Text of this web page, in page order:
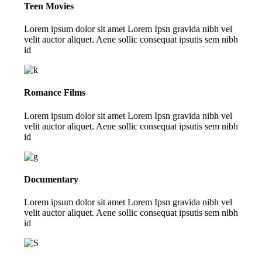
Teen Movies
Lorem ipsum dolor sit amet Lorem Ipsn gravida nibh vel
velit auctor aliquet. Aene sollic consequat ipsutis sem nibh
id
Romance Films
Lorem ipsum dolor sit amet Lorem Ipsn gravida nibh vel
velit auctor aliquet. Aene sollic consequat ipsutis sem nibh
id
Documentary
Lorem ipsum dolor sit amet Lorem Ipsn gravida nibh vel
velit auctor aliquet. Aene sollic consequat ipsutis sem nibh
id